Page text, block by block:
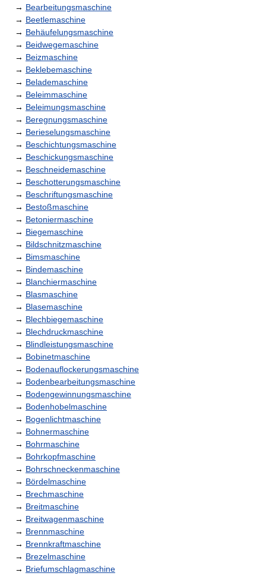
→ Bearbeitungsmaschine
→ Beetlemaschine
→ Behäufelungsmaschine
→ Beidwegemaschine
→ Beizmaschine
→ Beklebemaschine
→ Belademaschine
→ Beleimmaschine
→ Beleimungsmaschine
→ Beregnungsmaschine
→ Berieselungsmaschine
→ Beschichtungsmaschine
→ Beschickungsmaschine
→ Beschneidemaschine
→ Beschotterungsmaschine
→ Beschriftungsmaschine
→ Bestoßmaschine
→ Betoniermaschine
→ Biegemaschine
→ Bildschnitzmaschine
→ Bimsmaschine
→ Bindemaschine
→ Blanchiermaschine
→ Blasmaschine
→ Blasemaschine
→ Blechbiegemaschine
→ Blechdruckmaschine
→ Blindleistungsmaschine
→ Bobinetmaschine
→ Bodenauflockerungsmaschine
→ Bodenbearbeitungsmaschine
→ Bodengewinnungsmaschine
→ Bodenhobelmaschine
→ Bogenlichtmaschine
→ Bohnermaschine
→ Bohrmaschine
→ Bohrkopfmaschine
→ Bohrschneckenmaschine
→ Bördelmaschine
→ Brechmaschine
→ Breitmaschine
→ Breitwagenmaschine
→ Brennmaschine
→ Brennkraftmaschine
→ Brezelmaschine
→ Briefumschlagmaschine